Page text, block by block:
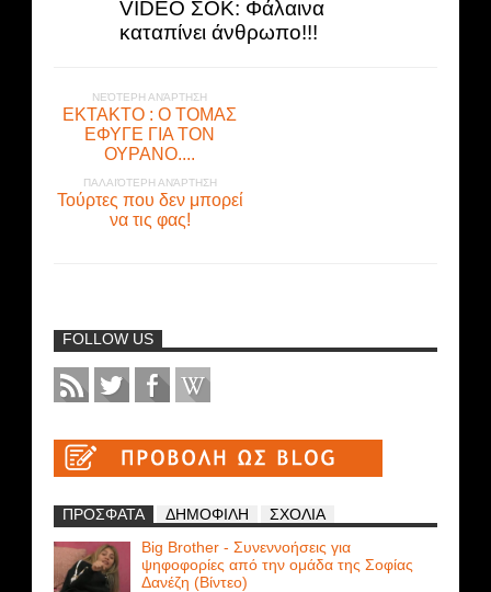
VIDEO ΣΟΚ: Φάλαινα
καταπίνει άνθρωπο!!!
ΝΕΌΤΕΡΗ ΑΝΆΡΤΗΣΗ
ΕΚΤΑΚΤΟ : Ο ΤΟΜΑΣ
ΕΦΥΓΕ ΓΙΑ ΤΟΝ
ΟΥΡΑΝΟ....
ΠΑΛΑΙΌΤΕΡΗ ΑΝΆΡΤΗΣΗ
Τούρτες που δεν μπορεί
να τις φας!
FOLLOW US
ΠΡΟΣΦΑΤΑ ΔΗΜΟΦΙΛΗ
ΣΧΟΛΙΑ
Big Brother - Συνεννοήσεις για
ψηφοφορίες από την ομάδα της Σοφίας
Δανέζη (Βίντεο)